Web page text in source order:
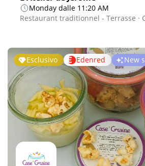
Monday dalle 11:20 AM
Restaurant traditionnel - Terrasse ·
Esclusivo Edenred New